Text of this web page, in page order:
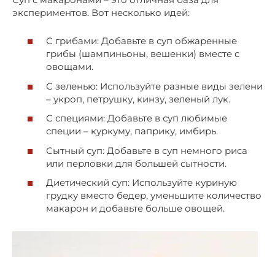
экспериментов. Вот несколько идей:
С грибами: Добавьте в суп обжаренные
грибы (шампиньоны, вешенки) вместе с
овощами.
С зеленью: Используйте разные виды зелени
– укроп, петрушку, кинзу, зеленый лук.
С специями: Добавьте в суп любимые
специи – куркуму, паприку, имбирь.
Сытный суп: Добавьте в суп немного риса
или перловки для большей сытности.
Диетический суп: Используйте куриную
грудку вместо бедер, уменьшите количество
макарон и добавьте больше овощей.